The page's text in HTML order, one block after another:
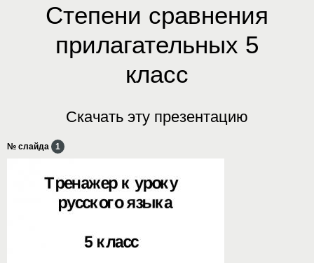
Степени сравнения
прилагательных 5
класс
Скачать эту презентацию
№ слайда 1